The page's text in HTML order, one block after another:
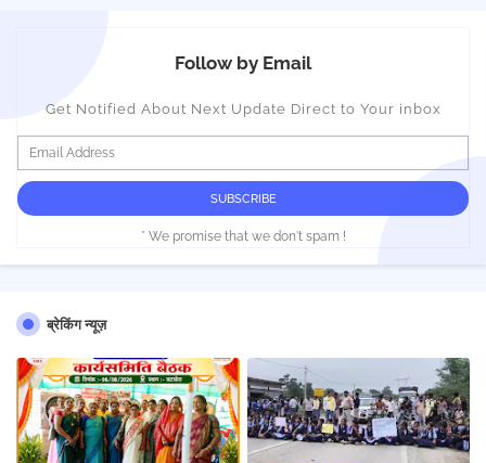
Follow by Email
Get Notified About Next Update Direct to Your inbox
* We promise that we don't spam !
ब्रेकिंग न्यूज़